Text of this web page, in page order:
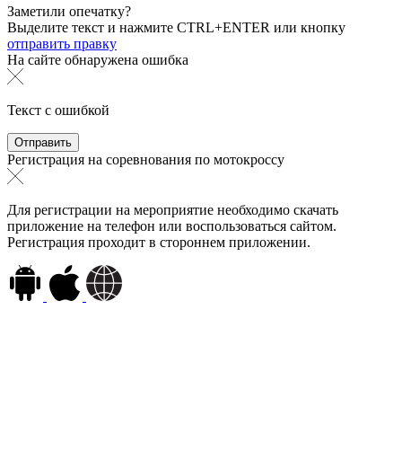
Заметили опечатку?
Выделите текст и нажмите CTRL+ENTER или кнопку
отправить правку
На сайте обнаружена ошибка
Текст с ошибкой
Регистрация на соревнования по мотокроссу
Для регистрации на мероприятие необходимо скачать
приложение на телефон или воспользоваться сайтом.
Регистрация проходит в стороннем приложении.